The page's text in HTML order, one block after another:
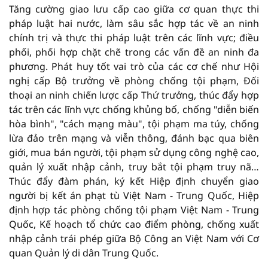
Tăng cường giao lưu cấp cao giữa cơ quan thực thi
pháp luật hai nước, làm sâu sắc hợp tác về an ninh
chính trị và thực thi pháp luật trên các lĩnh vực; điều
phối, phối hợp chặt chẽ trong các vấn đề an ninh đa
phương. Phát huy tốt vai trò của các cơ chế như Hội
nghị cấp Bộ trưởng về phòng chống tội phạm, Đối
thoại an ninh chiến lược cấp Thứ trưởng, thúc đẩy hợp
tác trên các lĩnh vực chống khủng bố, chống "diễn biến
hòa bình", "cách mạng màu", tội phạm ma túy, chống
lừa đảo trên mạng và viễn thông, đánh bạc qua biên
giới, mua bán người, tội phạm sử dụng công nghệ cao,
quản lý xuất nhập cảnh, truy bắt tội phạm truy nã…
Thúc đẩy đàm phán, ký kết Hiệp định chuyển giao
người bị kết án phạt tù Việt Nam - Trung Quốc, Hiệp
định hợp tác phòng chống tội phạm Việt Nam - Trung
Quốc, Kế hoạch tổ chức cao điểm phòng, chống xuất
nhập cảnh trái phép giữa Bộ Công an Việt Nam với Cơ
quan Quản lý di dân Trung Quốc.